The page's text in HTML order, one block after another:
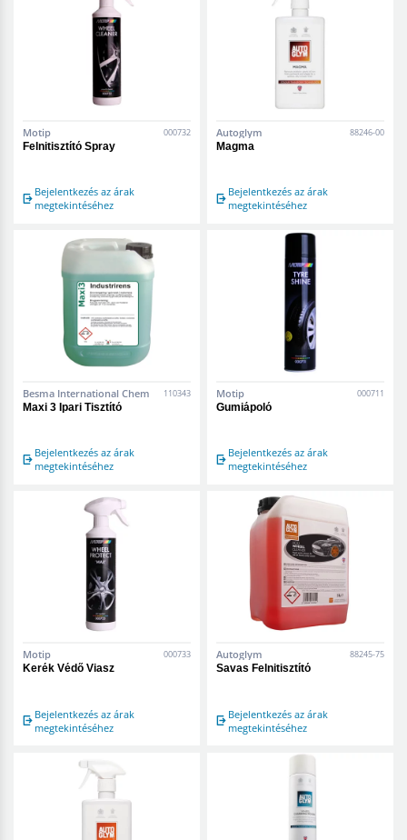
Motip 000732
Felnitisztító Spray
Bejelentkezés az árak
megtekintéséhez
Autoglym 88246-00
Magma
Bejelentkezés az árak
megtekintéséhez
Besma International Chem 110343
Maxi 3 Ipari Tisztító
Bejelentkezés az árak
megtekintéséhez
Motip 000711
Gumiápoló
Bejelentkezés az árak
megtekintéséhez
Motip 000733
Kerék Védő Viasz
Bejelentkezés az árak
megtekintéséhez
Autoglym 88245-75
Savas Felnitisztító
Bejelentkezés az árak
megtekintéséhez